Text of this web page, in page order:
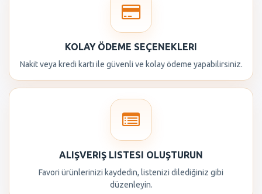
KOLAY ÖDEME SEÇENEKLERI
Nakit veya kredi kartı ile güvenli ve kolay ödeme yapabilirsiniz.
ALIŞVERIŞ LISTESI OLUŞTURUN
Favori ürünlerinizi kaydedin, listenizi dilediğiniz gibi
düzenleyin.